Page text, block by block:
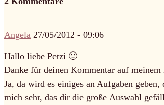
Angela 27/05/2012 - 09:06
Hallo liebe Petzi 🙂
Danke für deinen Kommentar auf
Ja, da wird es einiges an Aufgaben
mich sehr, das dir die große Auswahl